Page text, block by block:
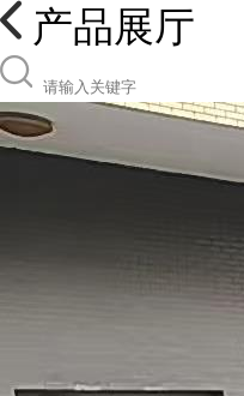
产品展厅